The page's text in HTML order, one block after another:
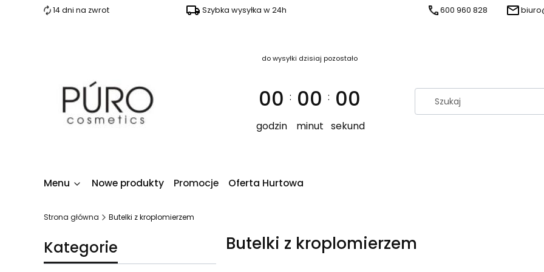
14 dni na zwrot Szybka wysyłka w 24h 600 960 828
do wysyłki dzisiaj pozostało
00
godzin
: 00
minut
: 00
sekund
Menu Nowe produkty Promocje Oferta Hurtowa
Strona główna Butelki z kroplomierzem
Kategorie Butelki z kroplomierzem